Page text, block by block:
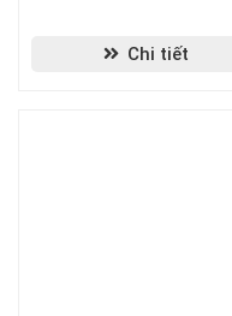
Chi tiết